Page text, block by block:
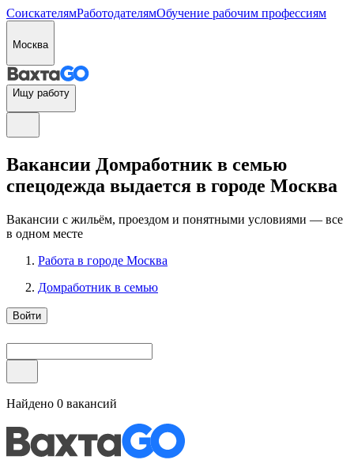
СоискателямРаботодателямОбучение рабочим профессиям
Москва
Ищу работу
Вакансии Домработник в семью
спецодежда выдается в городе Москва
Вакансии с жильём, проездом и понятными условиями — все
в одном месте
Работа в городе Москва
Домработник в семью
Войти
Найдено 0 вакансий